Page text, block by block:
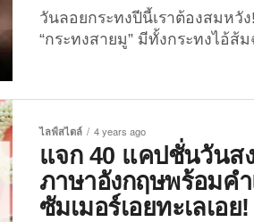
ได้เนรมิตลุคนางนพมาศ สวยสะ
ปี...
วันลอยกระทงปีนี้เราต้องสมหวั
“กระทงสายมู” มีทั้งกระทงไอ้
คนหนึ่ง ชื่อว่า “ดวงฤทัย บุญทัน
สาวออฟฟิศอยู่ในอำเภอวัดสิงห์
ภาพกระทงอาหารปลาจากข้าว
ปีนี้ไม่ได้มีแค่กระทงแฟนซีรูปเป็
เท่านั้น แต่ปีนี้พิเศษมี “กระทงสา
ด้วย เอาใจคนชอบขอพรขอโชค
ไลฟ์สไตล์ 4 years ago
แจก 40 แคปชั่นวันส
ภาษาอังกฤษพร้อมค
ซัมเมอร์เอยทะเลเอย!